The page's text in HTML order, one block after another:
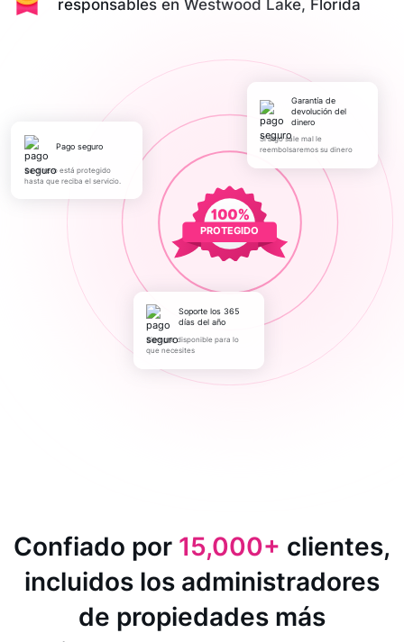
responsables en Westwood Lake, Florida
PROTEGIDO
pago seguro
Su dinero está protegido
hasta que reciba el servicio.
Garantía de
devolución del
dinero
Si algo sale mal le
reembolsaremos su dinero
Soporte los 365
días del año
Siempre disponible para lo
que necesites
Confiado por 15,000+ clientes,
incluidos los administradores
de propiedades más